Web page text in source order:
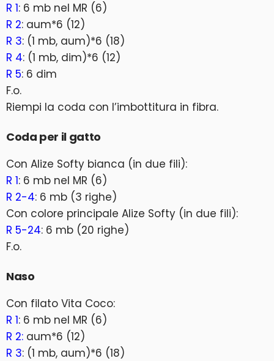
R 1: 6 mb nel MR (6)
R 2: aum*6 (12)
R 3: (1 mb, aum)*6 (18)
R 4: (1 mb, dim)*6 (12)
R 5: 6 dim
F.o.
Riempi la coda con l’imbottitura in fibra.
Coda per il gatto
Con Alize Softy bianca (in due fili):
R 1: 6 mb nel MR (6)
R 2-4: 6 mb (3 righe)
Con colore principale Alize Softy (in due fili):
R 5-24: 6 mb (20 righe)
F.o.
Naso
Con filato Vita Coco:
R 1: 6 mb nel MR (6)
R 2: aum*6 (12)
R 3: (1 mb, aum)*6 (18)